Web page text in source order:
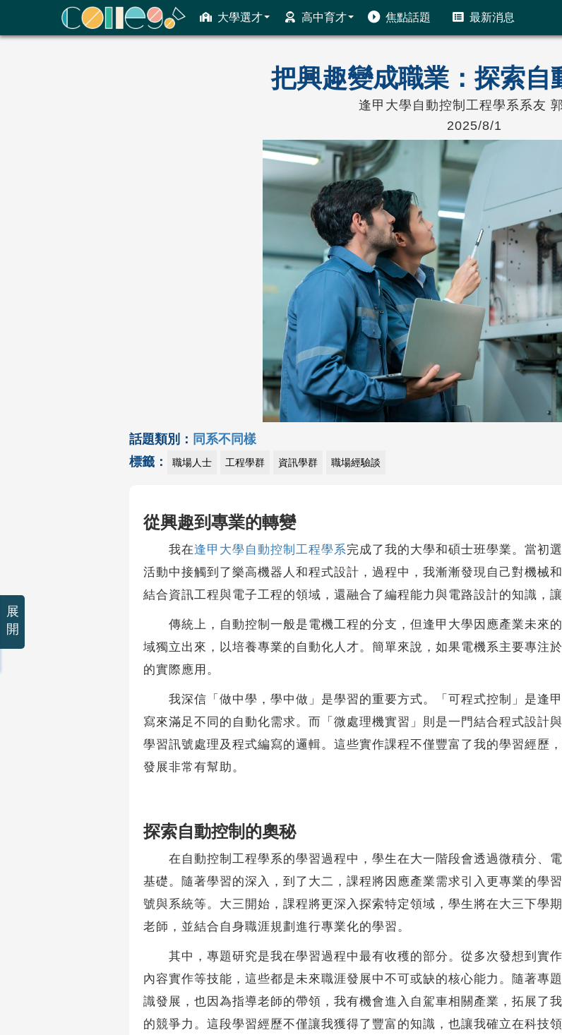
大學選才 高中育才 焦點話題 最新消息
ColleGo! 大學選才與高中育才輔助系統
把興趣變成職業：探索自
逢甲大學自動控制工程學系系友
2025/8/1
話題類別： 同系不同樣
標籤：
職場人士 工程學群 資訊學群 職場經驗談
從興趣到專業的轉變
我在逢甲大學自動控制工程學系完成了我的大學和碩士班學業。當初
活動中接觸到了樂高機器人和程式設計，過程中，我漸漸發現自己對機械
結合資訊工程與電子工程的領域，還融合了編程能力與電路設計的知識，
傳統上，自動控制一般是電機工程的分支，但逢甲大學因應產業未來
域獨立出來，以培養專業的自動化人才。簡單來說，如果電機系主要專注
的實際應用。
我深信「做中學，學中做」是學習的重要方式。「可程式控制」是逢
寫來滿足不同的自動化需求。而「微處理機實習」則是一門結合程式設計
學習訊號處理及程式編寫的邏輯。這些實作課程不僅豐富了我的學習經歷
發展非常有幫助。
探索自動控制的奧秘
在自動控制工程學系的學習過程中，學生在大一階段會透過微積分、
基礎。隨著學習的深入，到了大二，課程將因應產業需求引入更專業的學
號與系統等。大三開始，課程將更深入探索特定領域，學生將在大三下學
老師，並結合自身職涯規劃進行專業化的學習。
其中，專題研究是我在學習過程中最有收穫的部分。從多次發想到實
內容實作等技能，這些都是未來職涯發展中不可或缺的核心能力。隨著專
識發展，也因為指導老師的帶領，我有機會進入自駕車相關產業，拓展了
的競爭力。這段學習經歷不僅讓我獲得了豐富的知識，也讓我確立在科技領
展
開